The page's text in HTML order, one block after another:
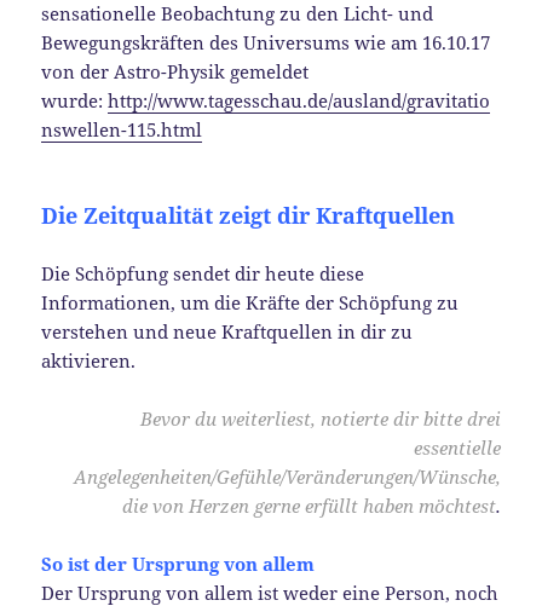
sensationelle Beobachtung zu den Licht- und
Bewegungskräften des Universums wie am 16.10.17
von der Astro-Physik gemeldet
wurde:http://www.tagesschau.de/ausland/gravitatio
nswellen-115.html
Die Zeitqualität zeigt dir Kraftquellen
Die Schöpfung sendet dir heute diese
Informationen, um die Kräfte der Schöpfung zu
verstehen und neue Kraftquellen in dir zu
aktivieren.
Bevor du weiterliest, notierte dir bitte drei
essentielle
Angelegenheiten/Gefühle/Veränderungen/Wünsche,
die von Herzen gerne erfüllt haben möchtest.
So ist der Ursprung von allem
Der Ursprung von allem ist weder eine Person, noch